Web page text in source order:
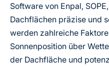
Software von Enpal,
Dachflächen präzise und
werden zahlreiche
Sonnenposition über
der Dachfläche und